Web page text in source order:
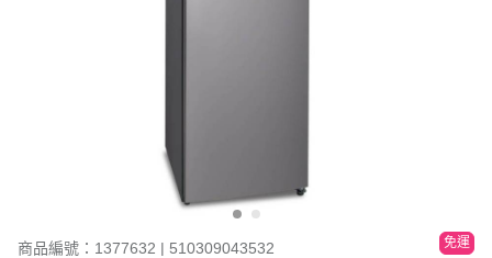
商品編號：1377632 | 510309043532 免運